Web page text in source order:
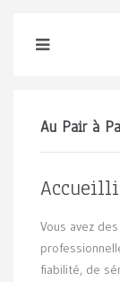
Au Pair à
Vous avez
fiabilité, de